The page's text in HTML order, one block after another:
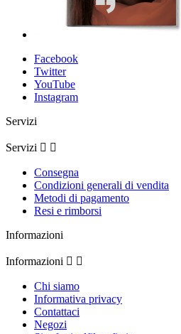
Facebook
Twitter
YouTube
Instagram
Servizi
Servizi  
Consegna
Condizioni generali di vendita
Metodi di pagamento
Resi e rimborsi
Informazioni
Informazioni  
Chi siamo
Informativa privacy
Contattaci
Negozi